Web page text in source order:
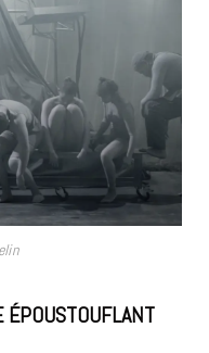
ÉPOUSTOUFLANT